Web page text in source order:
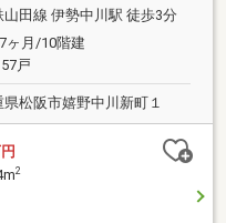
山田線 伊勢中川駅 徒歩3分
ヶ月/10階建
戸
県松阪市嬉野中川新町１
2